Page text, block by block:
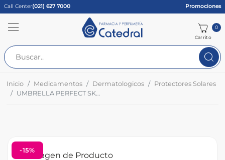
Call Center(021) 627 7000 Promociones
Carrito
0
Inicio Medicamentos Dermatologicos
Protectores Solares
UMBRELLA PERFECT SKIN TONO CLARO 50GR
-15%